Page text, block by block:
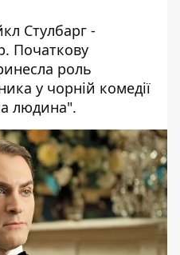
Стулбарг -
Початкову
роль
у чорній комедії
людина".